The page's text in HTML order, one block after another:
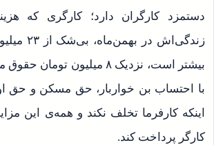
دستمزد کارگران دارد؛ کارگری که
زندگی‌‌اش
بیشتر است، نزدیک ۸ میلیون
با احتساب بن خواربار، حق مسکن و حق
اینکه کارفرما تخلف نکند و همه‌ی این
کارگر پرداخت کند.